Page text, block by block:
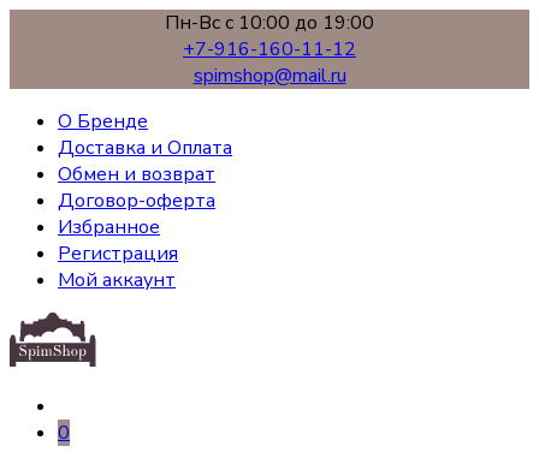
Пн-Вс с 10:00 до 19:00
+7-916-160-11-12
spimshop@mail.ru
О Бренде
Доставка и Оплата
Обмен и возврат
Договор-оферта
Избранное
Регистрация
Мой аккаунт
0